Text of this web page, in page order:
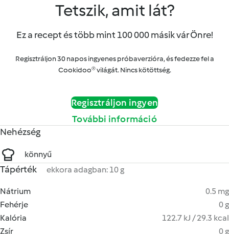
Tetszik, amit lát?
Ez a recept és több mint 100 000 másik vár Önre!
Regisztráljon 30 napos ingyenes próbaverzióra, és fedezze fel a
Cookidoo® világát. Nincs kötöttség.
Regisztráljon ingyen
További információ
Nehézség
könnyű
Tápérték ekkora adagban: 10 g
Nátrium
0.5 mg
Fehérje
0 g
Kalória
122.7 kJ / 29.3 kcal
Zsír
0 g